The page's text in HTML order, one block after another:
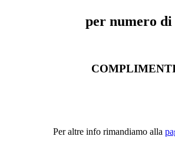
per numero
Per altre info rimandiamo alla